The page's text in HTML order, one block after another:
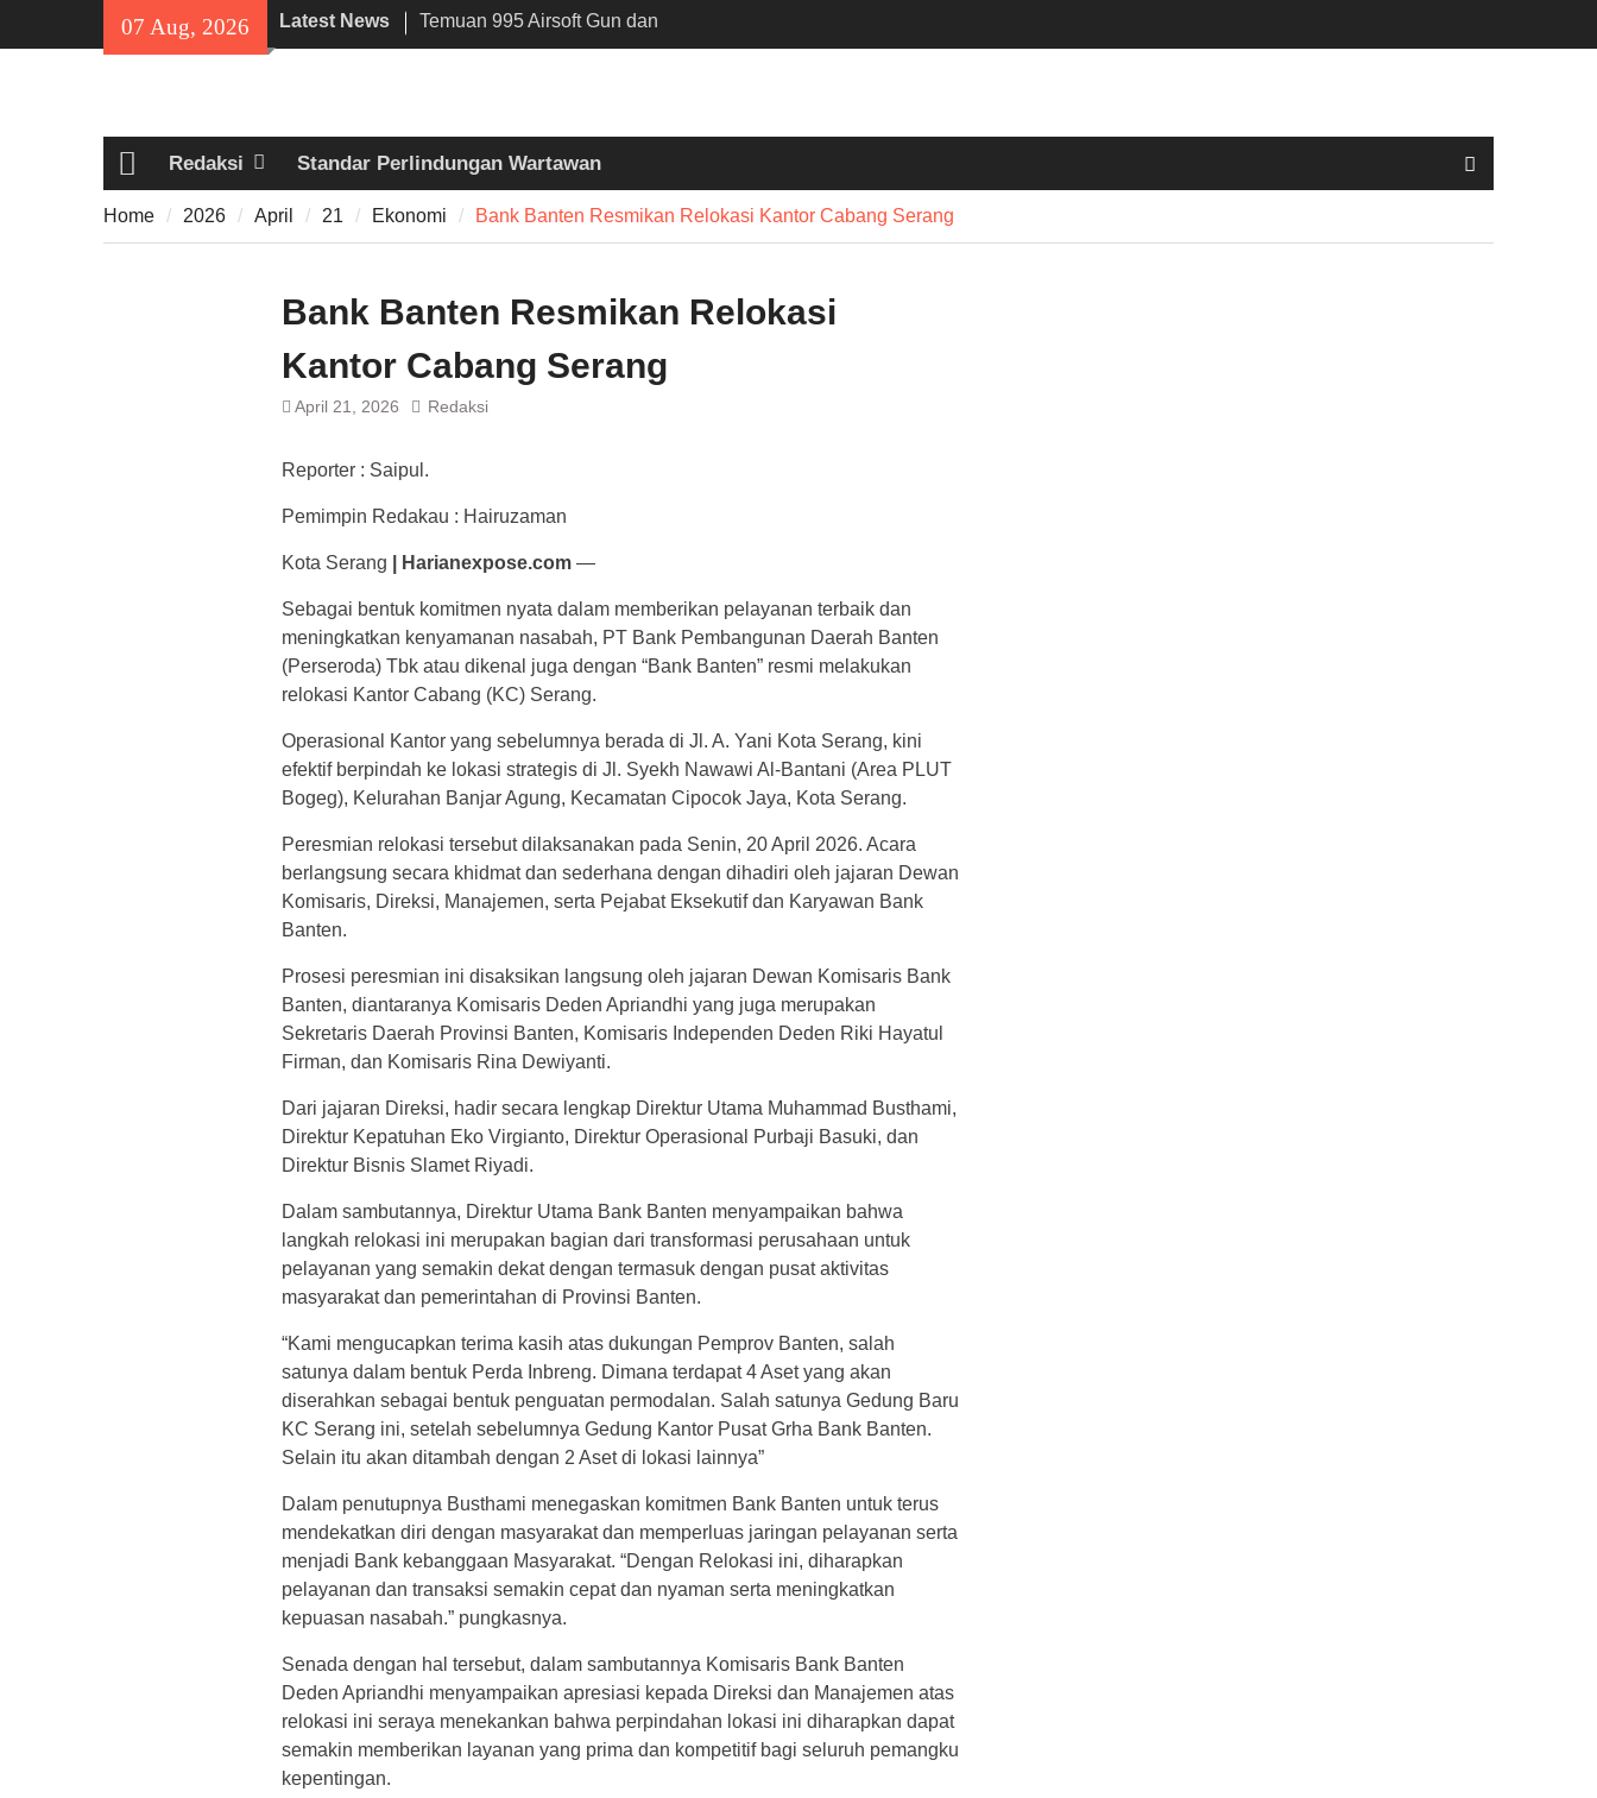
07 Aug, 2026 Latest News
Temuan 995 Airsoft Gun dan
Narkoba di Sekolah Kebayoran
Sholat Jum’at
141 Tahun Stasiun Slawi : “Dari
Angkut Hasil Bumi hingga Gerakkan
Kehidupan Masyarakat”
HomeRedaksi Standar Perlindungan Wartawan
Home 2026 April 21 Ekonomi Bank Banten Resmikan Relokasi Kantor Cabang Serang
Bank Banten Resmikan Relokasi
Kantor Cabang Serang
April 21, 2026 Redaksi
Reporter : Saipul.
Pemimpin Redakau : Hairuzaman
Kota Serang | Harianexpose.com —
Sebagai bentuk komitmen nyata dalam memberikan pelayanan terbaik dan
meningkatkan kenyamanan nasabah, PT Bank Pembangunan Daerah Banten
(Perseroda) Tbk atau dikenal juga dengan “Bank Banten” resmi melakukan
relokasi Kantor Cabang (KC) Serang.
Operasional Kantor yang sebelumnya berada di Jl. A. Yani Kota Serang, kini
efektif berpindah ke lokasi strategis di Jl. Syekh Nawawi Al-Bantani (Area PLUT
Bogeg), Kelurahan Banjar Agung, Kecamatan Cipocok Jaya, Kota Serang.
Peresmian relokasi tersebut dilaksanakan pada Senin, 20 April 2026. Acara
berlangsung secara khidmat dan sederhana dengan dihadiri oleh jajaran Dewan
Komisaris, Direksi, Manajemen, serta Pejabat Eksekutif dan Karyawan Bank
Banten.
Prosesi peresmian ini disaksikan langsung oleh jajaran Dewan Komisaris Bank
Banten, diantaranya Komisaris Deden Apriandhi yang juga merupakan
Sekretaris Daerah Provinsi Banten, Komisaris Independen Deden Riki Hayatul
Firman, dan Komisaris Rina Dewiyanti.
Dari jajaran Direksi, hadir secara lengkap Direktur Utama Muhammad Busthami,
Direktur Kepatuhan Eko Virgianto, Direktur Operasional Purbaji Basuki, dan
Direktur Bisnis Slamet Riyadi.
Dalam sambutannya, Direktur Utama Bank Banten menyampaikan bahwa
langkah relokasi ini merupakan bagian dari transformasi perusahaan untuk
pelayanan yang semakin dekat dengan termasuk dengan pusat aktivitas
masyarakat dan pemerintahan di Provinsi Banten.
“Kami mengucapkan terima kasih atas dukungan Pemprov Banten, salah
satunya dalam bentuk Perda Inbreng. Dimana terdapat 4 Aset yang akan
diserahkan sebagai bentuk penguatan permodalan. Salah satunya Gedung Baru
KC Serang ini, setelah sebelumnya Gedung Kantor Pusat Grha Bank Banten.
Selain itu akan ditambah dengan 2 Aset di lokasi lainnya”
Dalam penutupnya Busthami menegaskan komitmen Bank Banten untuk terus
mendekatkan diri dengan masyarakat dan memperluas jaringan pelayanan serta
menjadi Bank kebanggaan Masyarakat. “Dengan Relokasi ini, diharapkan
pelayanan dan transaksi semakin cepat dan nyaman serta meningkatkan
kepuasan nasabah.” pungkasnya.
Senada dengan hal tersebut, dalam sambutannya Komisaris Bank Banten
Deden Apriandhi menyampaikan apresiasi kepada Direksi dan Manajemen atas
relokasi ini seraya menekankan bahwa perpindahan lokasi ini diharapkan dapat
semakin memberikan layanan yang prima dan kompetitif bagi seluruh pemangku
kepentingan.